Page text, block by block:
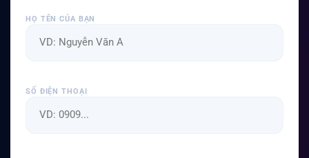
HỌ TÊN CỦA BẠN
SỐ ĐIỆN THOẠI